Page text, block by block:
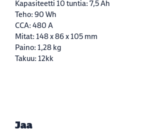
Kapasiteetti 10 tuntia: 7,5 Ah
Teho: 90 Wh
CCA: 480 A
Mitat: 148 x 86 x 105 mm
Paino: 1,28 kg
Takuu: 12kk
Jaa